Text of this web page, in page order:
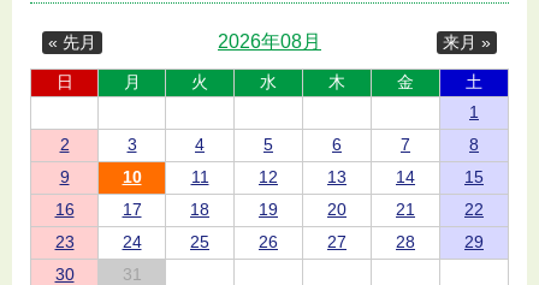
« 先月 来月 »
2026年08月
日 月 火 水 木 金
土
1
2
3 4 5 6 7
8
9
10 11 12 13 14
15
16
17 18 19 20 21
22
23
24 25 26 27 28
29
30
31